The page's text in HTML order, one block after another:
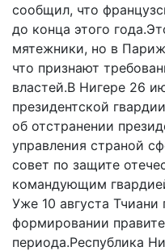
сообщил, что
до конца этого
мятежники, но в
что признают
властей.В Нигере 26
президентской
об отстранении
управления страной
совет по защите
командующим
Уже 10 августа Тчиани
формировании
периода.Республика